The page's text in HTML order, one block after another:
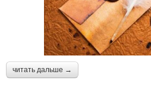
читать дальше →